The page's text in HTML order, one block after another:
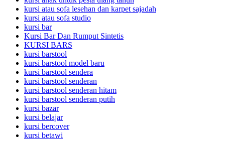
kursi atau sofa lesehan dan karpet sajadah
kursi atau sofa studio
kursi bar
Kursi Bar Dan Rumput Sintetis
KURSI BARS
kursi barstool
kursi barstool model baru
kursi barstool sendera
kursi barstool senderan
kursi barstool senderan hitam
kursi barstool senderan putih
kursi bazar
kursi belajar
kursi bercover
kursi betawi